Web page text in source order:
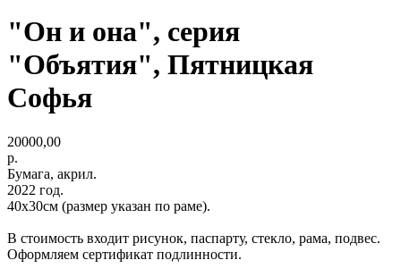
"Он и она", серия
"Объятия", Пятницкая
Софья
20000,00
р.
Бумага, акрил.
2022 год.
40х30см (размер указан по раме).
В стоимость входит рисунок, паспарту, стекло, рама, подвес.
Оформляем сертификат подлинности.